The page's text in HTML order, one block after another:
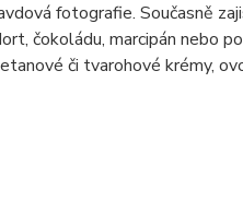
fotografie. Současně
čokoládu, marcipán nebo
či tvarohové krémy,